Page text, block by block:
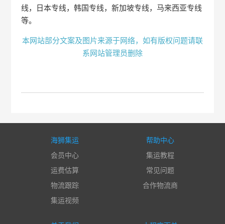
线，日本专线，韩国专线，新加坡专线，马来西亚专线
等。
本网站部分文案及图片来源于网络，如有版权问题请联
系网站管理员删除
海狮集运
会员中心
运费估算
物流跟踪
集运视频
帮助中心
集运教程
常见问题
合作物流商